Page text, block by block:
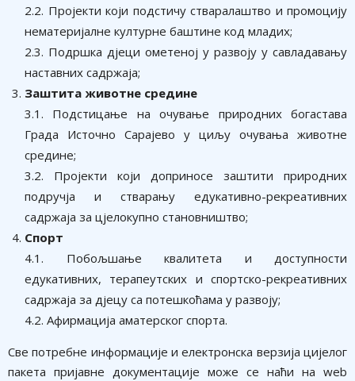
2.2. Пројекти који подстичу стваралаштво и промоцију
нематеријалне културне баштине код младих;
2.3. Подршка дјеци ометеној у развоју у савладавању
наставних садржаја;
Заштита животне средине
3.1. Подстицање на очување природних богастава
Града Источно Сарајево у циљу очувања животне
средине;
3.2. Пројекти који доприносе заштити природних
подручја и стварању едукативно-рекреативних
садржаја за цјелокупно становништво;
Спорт
4.1. Побољшање квалитета и доступности
едукативних, терапеутских и спортско-рекреативних
садржаја за дјецу са потешкоћама у развоју;
4.2. Афирмација аматерског спорта.
Све потребне информације и електронска верзија цијелог
пакета пријавне документације може се наћи на web